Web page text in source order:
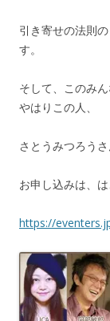
引き寄せの法則
す。
そして、このみ
やはりこの人、
さとうみつろうさ
お申し込みは、
https://